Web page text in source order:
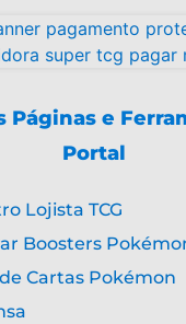
Páginas e
Portal
Lojista TCG
Boosters
Cartas Pokémon